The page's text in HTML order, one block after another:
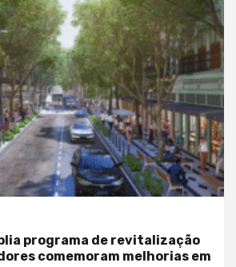
programa de revitalização
comemoram melhorias em